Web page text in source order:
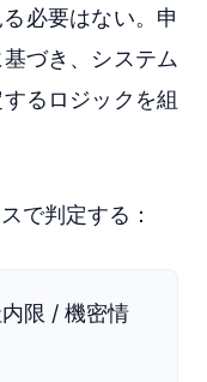
必要はない。申
づき、システム
るロジックを組
で判定する：
限 / 機密情